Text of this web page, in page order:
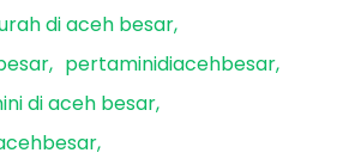
di aceh besar
pertaminidiacehbesar
di aceh besar